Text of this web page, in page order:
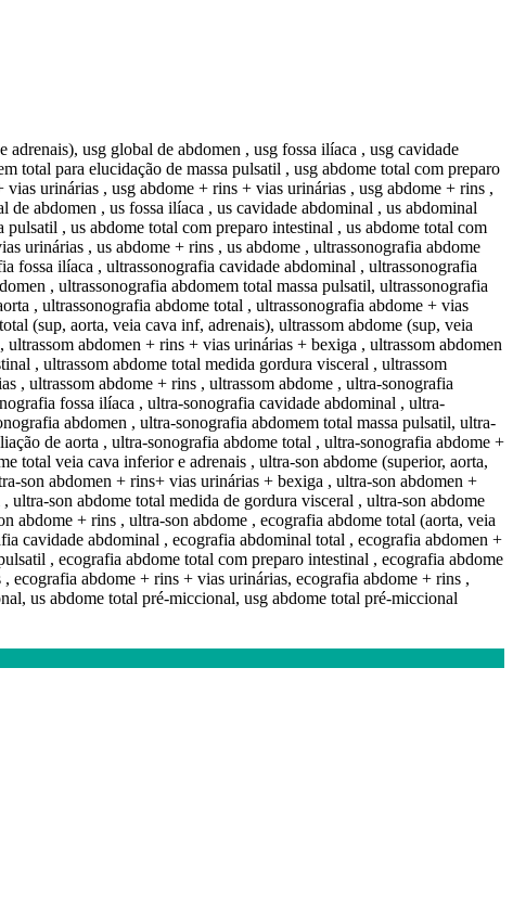
usg global de abdomen , usg fossa ilíaca , usg cavidade
total para elucidação de massa pulsatil , usg abdome total com preparo
urinárias , usg abdome + rins + vias urinárias , usg abdome + rins ,
abdomen , us fossa ilíaca , us cavidade abdominal , us abdominal
, us abdome total com preparo intestinal , us abdome total com
urinárias , us abdome + rins , us abdome , ultrassonografia abdome
fossa ilíaca , ultrassonografia cavidade abdominal , ultrassonografia
, ultrassonografia abdomem total massa pulsatil, ultrassonografia
, ultrassonografia abdome total , ultrassonografia abdome + vias
(sup, aorta, veia cava inf, adrenais), ultrassom abdome (sup, veia
abdomen + rins + vias urinárias + bexiga , ultrassom abdomen
, ultrassom abdome total medida gordura visceral , ultrassom
, ultrassom abdome + rins , ultrassom abdome , ultra-sonografia
fossa ilíaca , ultra-sonografia cavidade abdominal , ultra-
abdomen , ultra-sonografia abdomem total massa pulsatil, ultra-
de aorta , ultra-sonografia abdome total , ultra-sonografia abdome +
total veia cava inferior e adrenais , ultra-son abdome (superior, aorta,
son abdomen + rins+ vias urinárias + bexiga , ultra-son abdomen +
son abdome total medida de gordura visceral , ultra-son abdome
abdome + rins , ultra-son abdome , ecografia abdome total (aorta, veia
cavidade abdominal , ecografia abdominal total , ecografia abdomen +
, ecografia abdome total com preparo intestinal , ecografia abdome
ecografia abdome + rins + vias urinárias, ecografia abdome + rins ,
us abdome total pré-miccional, usg abdome total pré-miccional